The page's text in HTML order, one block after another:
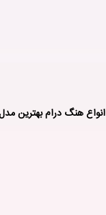
انواع هنگ درام بهترین